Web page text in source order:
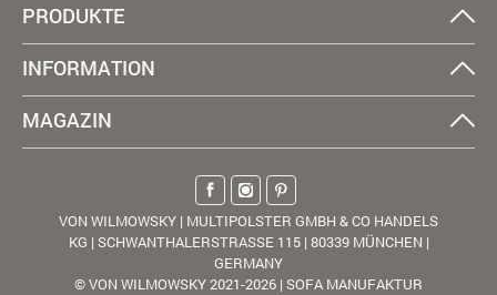
PRODUKTE
INFORMATION
MAGAZIN
VON WILMOWSKY | MULTIPOLSTER GMBH & CO HANDELS
KG | SCHWANTHALERSTRASSE 115 | 80339 MÜNCHEN |
GERMANY
© VON WILMOWSKY 2021-2026 | SOFA MANUFAKTUR